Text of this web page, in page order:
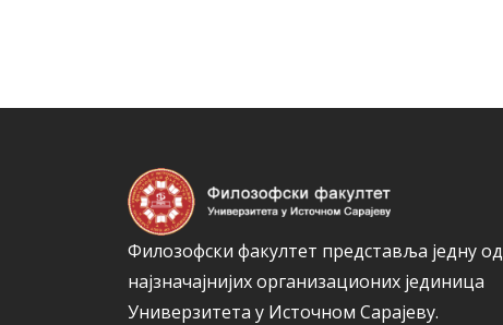
Филозофски факултет представља једну од
најзначајнијих организационих јединица
Универзитета у Источном Сарајеву.